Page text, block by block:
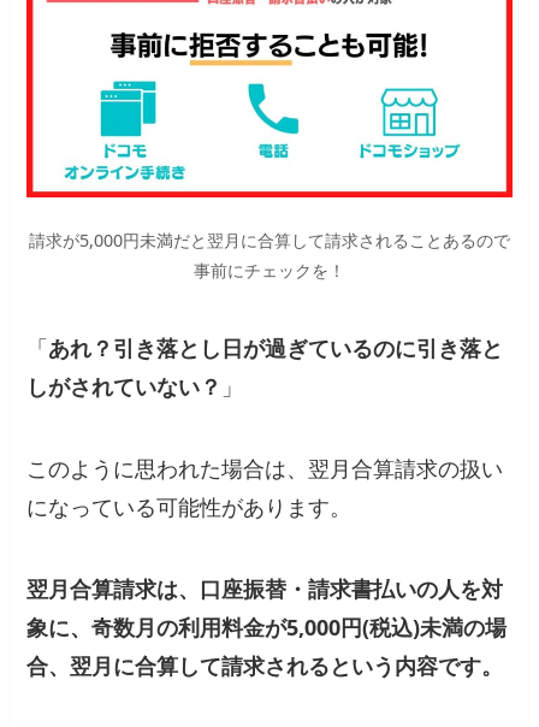
請求が5,000円未満だと翌月に合算して請求されることあるので
事前にチェックを！
「あれ？引き落とし日が過ぎているのに引き落と
しがされていない？ 」
このように思われた場合は、翌月合算請求の扱い
になっている可能性があります。
翌月合算請求は、口座振替・請求書払いの人を対
象に、奇数月の利用料金が5,000円(税込)未満の場
合、翌月に合算して請求されるという内容です。